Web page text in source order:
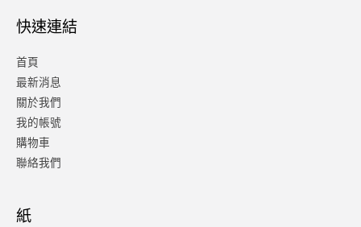
快速連結
首頁
最新消息
關於我們
我的帳號
購物車
聯絡我們
紙